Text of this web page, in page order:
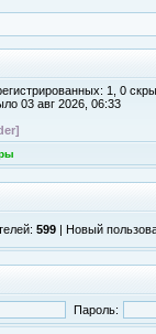
1, 0
03 авг 2026, 06:33
599 | Новый
Пароль: